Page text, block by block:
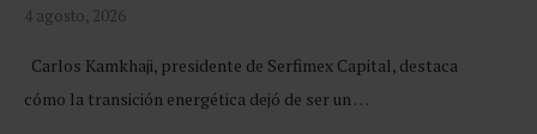
4 agosto, 2026
Carlos Kamkhaji, presidente de Serfimex Capital, destaca
cómo la transición energética dejó de ser un …